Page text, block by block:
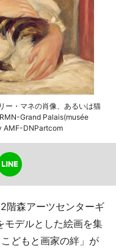
ー・マネの肖像、あるいは猫
Grand Palais(musée
AMF-DNPartcom
階森アーツセンターギ
モデルとした絵画を集
どもと画家の絆」が